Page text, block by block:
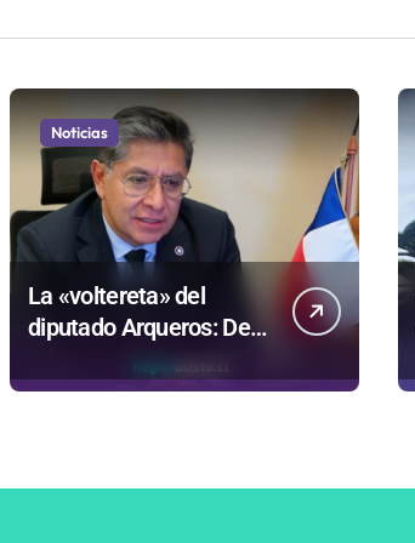
Noticias
La «voltereta» del
diputado Arqueros: De
estar de acuerdo con
privatizar Codelco a